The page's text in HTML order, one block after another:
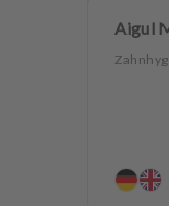
Aigul